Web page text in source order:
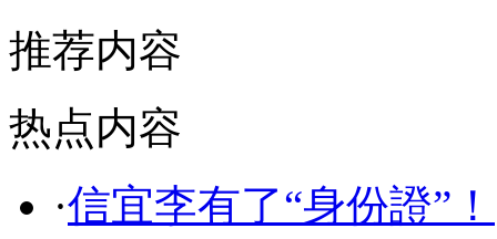
推荐内容
热点内容
·信宜李有了“身份證”！